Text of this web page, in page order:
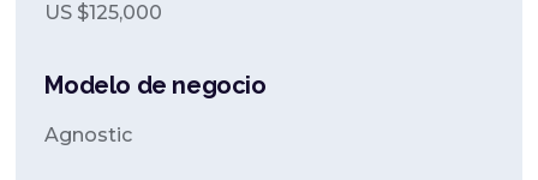
US $125,000
Modelo de negocio
Agnostic